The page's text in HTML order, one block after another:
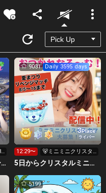
Unmute
函館Chu-Hapiチューハピ🌈
3Place
ライバー
9031 Daily 3595 days
12:29〜
🐻ミニミニクリスタ
ルクマ🐻くださ
い！！
5日からクリスタルミニクマ🐻おつかれなる～む！大塚れな🍓
5199